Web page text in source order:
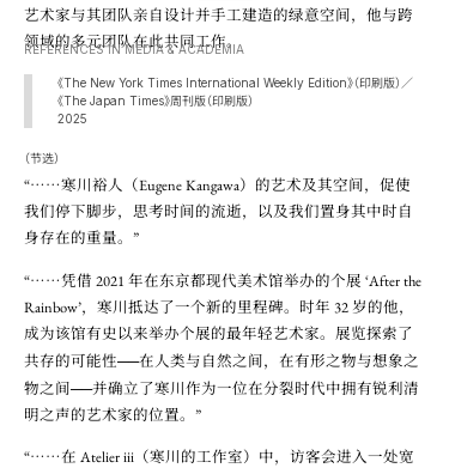
艺术家与其团队亲自设计并手工建造的绿意空间，他与跨
领域的多元团队在此共同工作。
REFERENCES IN MEDIA & ACADEMIA
《The New York Times International Weekly Edition》（印刷版）／
《The Japan Times》周刊版（印刷版）
2025
（节选）
“……寒川裕人（Eugene Kangawa）的艺术及其空间，促使
我们停下脚步，思考时间的流逝，以及我们置身其中时自
身存在的重量。”
“……凭借 2021 年在东京都现代美术馆举办的个展 ‘After the
Rainbow’，寒川抵达了一个新的里程碑。时年 32 岁的他，
成为该馆有史以来举办个展的最年轻艺术家。展览探索了
共存的可能性──在人类与自然之间，在有形之物与想象之
物之间──并确立了寒川作为一位在分裂时代中拥有锐利清
明之声的艺术家的位置。”
“……在 Atelier iii（寒川的工作室）中，访客会进入一处宽